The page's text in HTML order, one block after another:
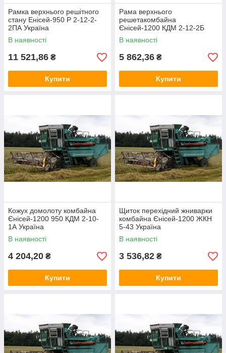
Рамка верхнього решітного
стану Енісей-950 Р 2-12-2-
2ПА Україна
В наявності
11 521,86 ₴
Купити
Рама верхнього
решетакомбайна
Єнісей-1200 КДМ 2-12-2Б
Україна
В наявності
5 862,36 ₴
Купити
Кожух домолоту комбайна
Єнісей-1200 950 КДМ 2-10-
1А Україна
В наявності
4 204,20 ₴
Купити
Щиток перехідний жниварки
комбайна Єнісей-1200 ЖКН
5-43 Україна
В наявності
3 536,82 ₴
Купити